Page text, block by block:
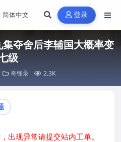
登录
夺舍后李辅国大概率变
级
奇锋录 2.3K
出现异常请提交站内工单。